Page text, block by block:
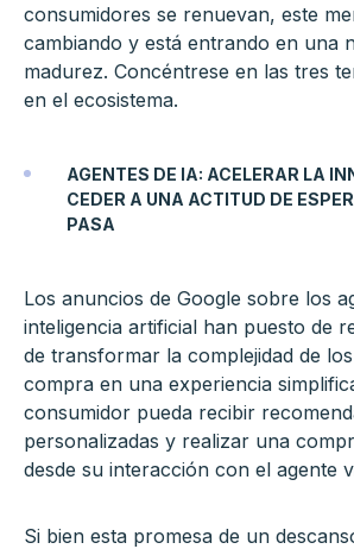
consumidores se renuevan, este
cambiando y está entrando en una
madurez. Concéntrese en las tres
en el ecosistema.
AGENTES DE IA: ACELERAR LA
CEDER A UNA ACTITUD DE
PASA
Los anuncios de Google sobre los
inteligencia artificial han puesto de
de transformar la complejidad de
compra en una experiencia
consumidor pueda recibir
personalizadas y realizar una
desde su interacción con el agente
Si bien esta promesa de un